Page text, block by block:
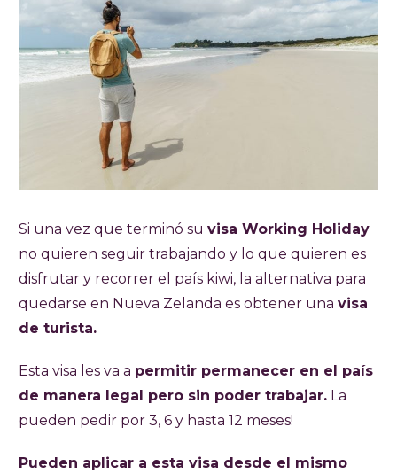
Si una vez que terminó su visa Working Holiday
no quieren seguir trabajando y lo que quieren es
disfrutar y recorrer el país kiwi, la alternativa para
quedarse en Nueva Zelanda es obtener una visa
de turista.
Esta visa les va a permitir permanecer en el país
de manera legal pero sin poder trabajar. La
pueden pedir por 3, 6 y hasta 12 meses!
Pueden aplicar a esta visa desde el mismo